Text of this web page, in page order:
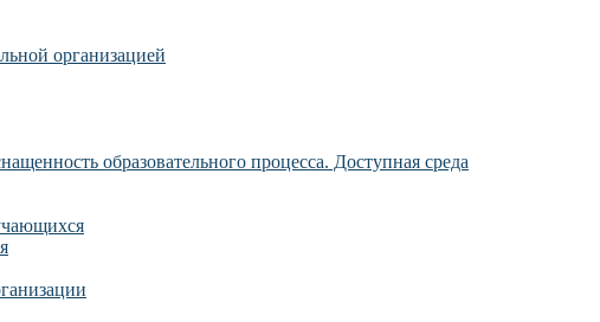
организацией
образовательного процесса. Доступная среда